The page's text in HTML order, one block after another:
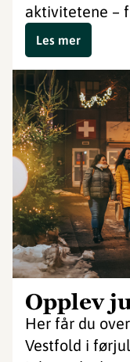
aktivitetene –
Les mer
Opplev
Her får du
Vestfold i